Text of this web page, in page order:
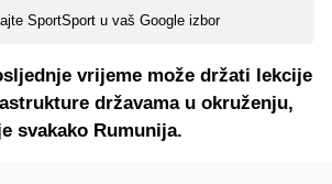
SportSport u vaš Google izbor
vrijeme može držati lekcije
državama u okruženju,
svakako Rumunija.